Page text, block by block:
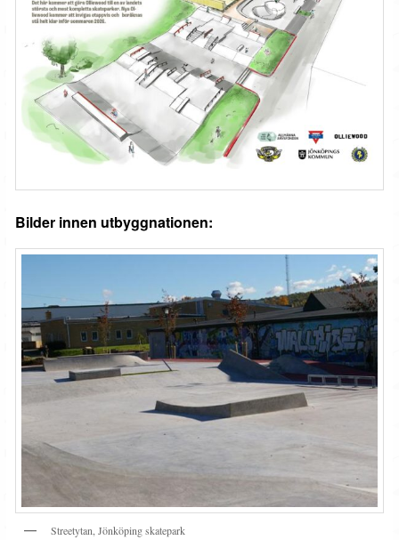
Bilder innen utbyggnationen:
Streetytan, Jönköping skatepark